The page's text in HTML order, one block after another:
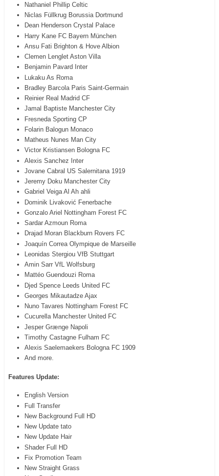
Nathaniel Phillip Celtic
Niclas Füllkrug Borussia Dortmund
Dean Henderson Crystal Palace
Harry Kane FC Bayern München
Ansu Fati Brighton & Hove Albion
Clemen Lenglet Aston Villa
Benjamin Pavard Inter
Lukaku As Roma
Bradley Barcola Paris Saint-Germain
Reinier Real Madrid CF
Jamal Baptiste Manchester City
Fresneda Sporting CP
Folarin Balogun Monaco
Matheus Nunes Man City
Victor Kristiansen Bologna FC
Alexis Sanchez Inter
Jovane Cabral US Salernitana 1919
Jeremy Doku Manchester City
Gabriel Veiga Al Ah ahli
Dominik Livaković Fenerbache
Gonzalo Ariel Nottingham Forest FC
Sardar Azmoun Roma
Drajad Moran Blackburn Rovers FC
Joaquín Correa Olympique de Marseille
Leonidas Stergiou VfB Stuttgart
Amin Sarr VfL Wolfsburg
Mattéo Guendouzi Roma
Djed Spence Leeds United FC
Georges Mikautadze Ajax
Nuno Tavares Nottingham Forest FC
Cucurella Manchester United FC
Jesper Grænge Napoli
Timothy Castagne Fulham FC
Alexis Saelemaekers Bologna FC 1909
And more.
Features Update:
English Version
Full Transfer
New Background Full HD
New Update tato
New Update Hair
Shader Full HD
Fix Promotion Team
New Straight Grass